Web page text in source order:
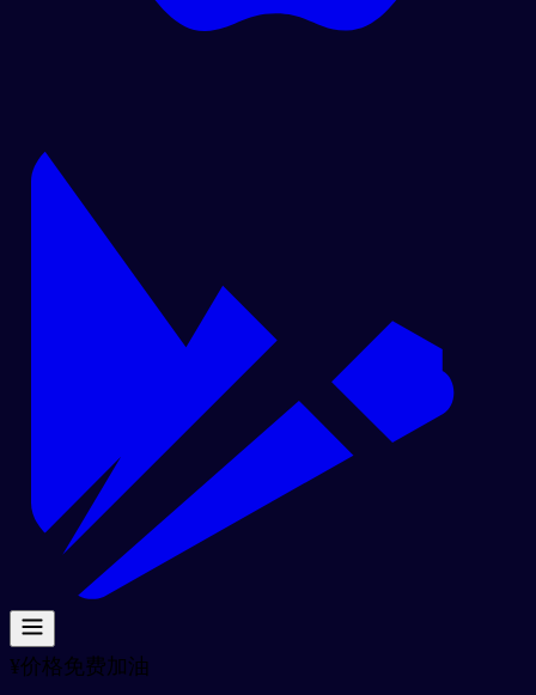
¥价格免费加油